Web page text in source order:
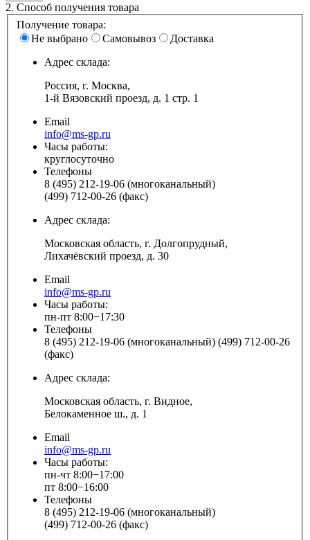
2. Способ получения товара
Получение товара:
Не выбрано
Самовывоз
Доставка
Адрес склада:
Россия, г. Москва,
1-й Вязовский проезд, д. 1 стр. 1
Email
info@ms-gp.ru
Часы работы:
круглосуточно
Телефоны
8 (495) 212-19-06 (многоканальный)
(499) 712-00-26 (факс)
Адрес склада:
Московская область, г. Долгопрудный,
Лихачёвский проезд, д. 30
Email
info@ms-gp.ru
Часы работы:
пн-пт 8:00−17:30
Телефоны
8 (495) 212-19-06 (многоканальный) (499) 712-00-26
(факс)
Адрес склада:
Московская область, г. Видное,
Белокаменное ш., д. 1
Email
info@ms-gp.ru
Часы работы:
пн-чт 8:00−17:00
пт 8:00−16:00
Телефоны
8 (495) 212-19-06 (многоканальный)
(499) 712-00-26 (факс)